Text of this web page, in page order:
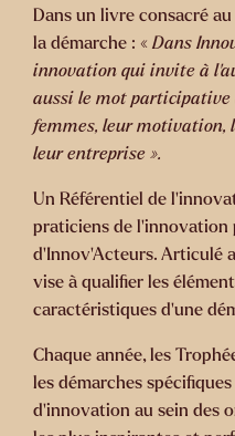
Dans un livre consacré
la démarche : « Dans
innovation qui invite à
aussi le mot participative
femmes, leur motivation,
leur entreprise ».
Un Référentiel de
praticiens de
d’Innov’Acteurs.
vise à qualifier les
caractéristiques d’une
Chaque année, les
les démarches
d’innovation au sein des